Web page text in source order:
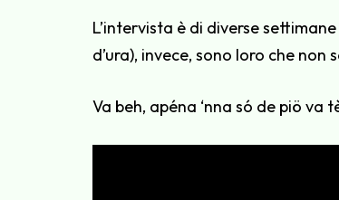
L’intervista è di diverse
d’ura), invece, sono loro che
Va beh, apéna ‘nna só de piö va